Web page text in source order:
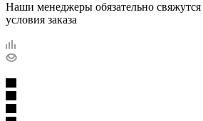
Наши менеджеры обязательно
условия заказа